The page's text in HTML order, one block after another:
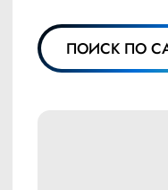
ПОИСК ПО